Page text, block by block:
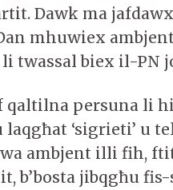
Dawk ma
mhuwiex
twassal biex il-PN
persuna li
‘sigrieti’ u
ambjent illi fih,
b’bosta jibqgħu